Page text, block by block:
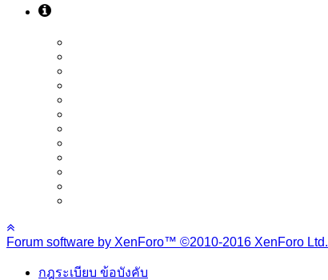
Forum software by XenForo™ ©2010-2016 XenForo Ltd.
กฎระเบียบ ข้อบังคับ